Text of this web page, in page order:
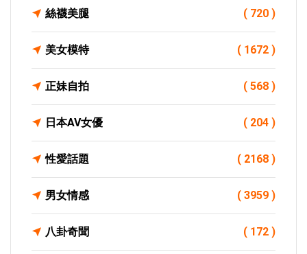
絲襪美腿 ( 720 )
美女模特 ( 1672 )
正妹自拍 ( 568 )
日本AV女優 ( 204 )
性愛話題 ( 2168 )
男女情感 ( 3959 )
八卦奇聞 ( 172 )